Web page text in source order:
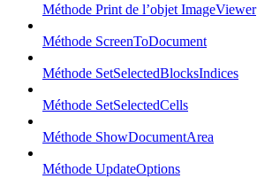
Méthode Print de l’objet ImageViewer
Méthode ScreenToDocument
Méthode SetSelectedBlocksIndices
Méthode SetSelectedCells
Méthode ShowDocumentArea
Méthode UpdateOptions